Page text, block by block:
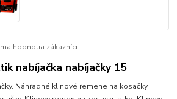
hodnotia zákazníci
nabíjačka nabíjačky 15
Náhradné klinové remene na kosačky.